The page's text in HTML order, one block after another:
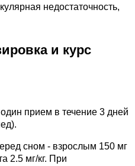
недостаточность,
и курс
прием в течение 3 дней
сном - взрослым 150 мг
2.5 мг/кг. При